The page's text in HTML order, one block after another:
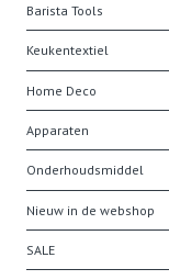
Barista Tools
Keukentextiel
Home Deco
Apparaten
Onderhoudsmiddel
Nieuw in de webshop
SALE